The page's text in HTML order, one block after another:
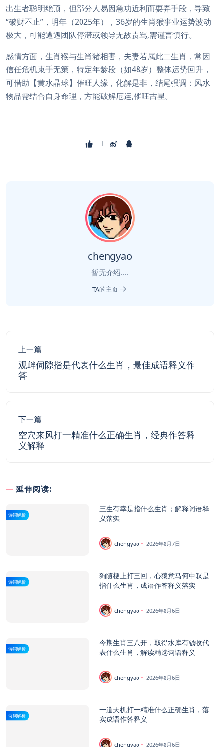
出生者聪明绝顶，但部分人易因急功近利而耍弄手段，导致
“破财不止”，明年（2025年），36岁的生肖猴事业运势波动
极大，可能遭遇团队停滞或领导无故责骂,需谨言慎行。
感情方面，生肖猴与生肖猪相害，夫妻若属此二生肖，常因
信任危机束手无策，特定年龄段（如48岁）整体运势回升，
可借助【黄水晶球】催旺人缘，化解是非，结尾强调：风水
物品需结合自身命理，方能破解厄运,催旺吉星。
chengyao
暂无介绍....
TA的主页
上一篇
观衅伺隙指是代表什么生肖，最佳成语释义作
答
下一篇
空穴来风打一精准什么正确生肖，经典作答释
义解释
延伸阅读:
诗词解析
三生有幸是指什么生肖；解释词语释
义落实
chengyao 2026年8月7日
诗词解析
狗随梗上打三回，心猿意马何中叹是
指什么生肖，成语作答释义落实
chengyao 2026年8月6日
诗词解析
今期生肖三八开，取得水库有钱收代
表什么生肖，解读精选词语释义
chengyao 2026年8月6日
诗词解析
一道天机打一精准什么正确生肖，落
实成语作答释义
chengyao 2026年8月6日